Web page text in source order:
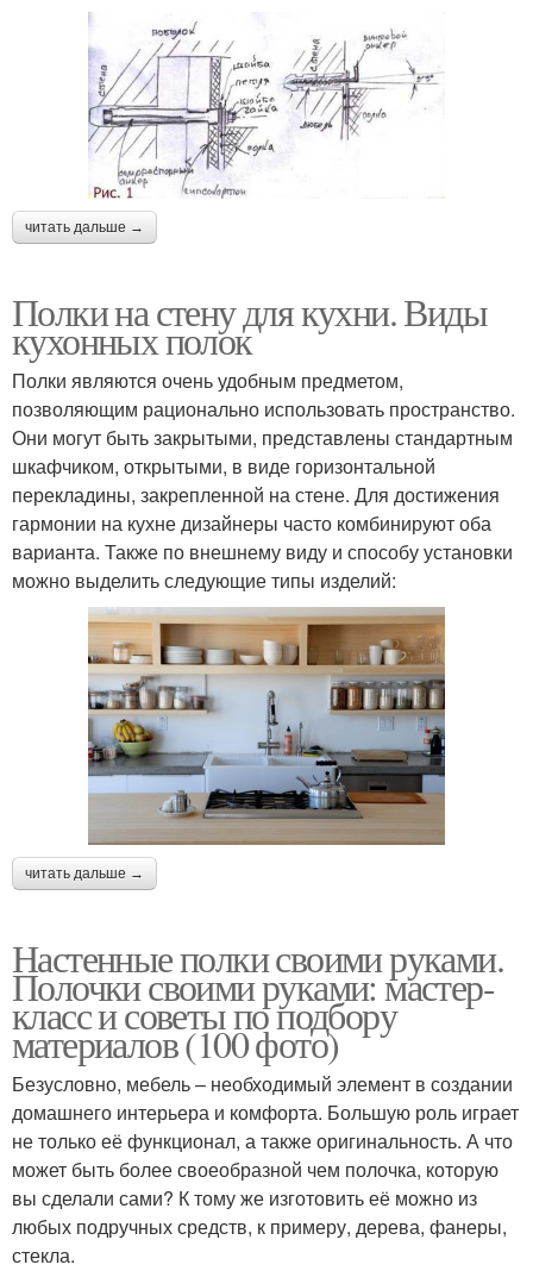
читать дальше →
Полки на стену для кухни. Виды
кухонных полок
Полки являются очень удобным предметом,
позволяющим рационально использовать пространство.
Они могут быть закрытыми, представлены стандартным
шкафчиком, открытыми, в виде горизонтальной
перекладины, закрепленной на стене. Для достижения
гармонии на кухне дизайнеры часто комбинируют оба
варианта. Также по внешнему виду и способу установки
можно выделить следующие типы изделий:
читать дальше →
Настенные полки своими руками.
Полочки своими руками: мастер-
класс и советы по подбору
материалов (100 фото)
Безусловно, мебель – необходимый элемент в создании
домашнего интерьера и комфорта. Большую роль играет
не только её функционал, а также оригинальность. А что
может быть более своеобразной чем полочка, которую
вы сделали сами? К тому же изготовить её можно из
любых подручных средств, к примеру, дерева, фанеры,
стекла.